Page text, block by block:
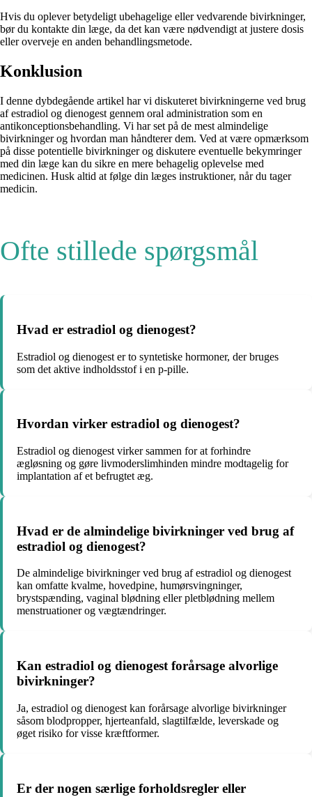
Hvis du oplever betydeligt ubehagelige eller vedvarende bivirkninger,
bør du kontakte din læge, da det kan være nødvendigt at justere dosis
eller overveje en anden behandlingsmetode.
Konklusion
I denne dybdegående artikel har vi diskuteret bivirkningerne ved brug
af estradiol og dienogest gennem oral administration som en
antikonceptionsbehandling. Vi har set på de mest almindelige
bivirkninger og hvordan man håndterer dem. Ved at være opmærksom
på disse potentielle bivirkninger og diskutere eventuelle bekymringer
med din læge kan du sikre en mere behagelig oplevelse med
medicinen. Husk altid at følge din læges instruktioner, når du tager
medicin.
Ofte stillede spørgsmål
Hvad er estradiol og dienogest?
Estradiol og dienogest er to syntetiske hormoner, der bruges
som det aktive indholdsstof i en p-pille.
Hvordan virker estradiol og dienogest?
Estradiol og dienogest virker sammen for at forhindre
ægløsning og gøre livmoderslimhinden mindre modtagelig for
implantation af et befrugtet æg.
Hvad er de almindelige bivirkninger ved brug af
estradiol og dienogest?
De almindelige bivirkninger ved brug af estradiol og dienogest
kan omfatte kvalme, hovedpine, humørsvingninger,
brystspænding, vaginal blødning eller pletblødning mellem
menstruationer og vægtændringer.
Kan estradiol og dienogest forårsage alvorlige
bivirkninger?
Ja, estradiol og dienogest kan forårsage alvorlige bivirkninger
såsom blodpropper, hjerteanfald, slagtilfælde, leverskade og
øget risiko for visse kræftformer.
Er der nogen særlige forholdsregler eller